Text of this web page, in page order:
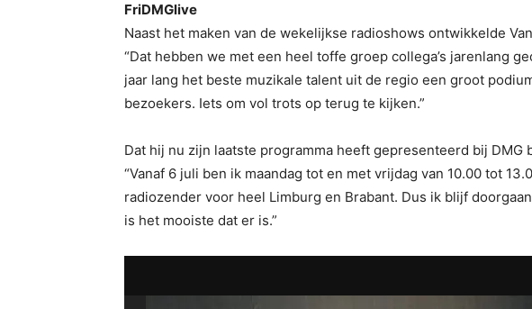
FriDMGlive
Naast het maken van de wekelijkse radioshows ontwikkelde
“Dat hebben we met een heel toffe groep collega’s jarenlang
jaar lang het beste muzikale talent uit de regio een groot
bezoekers. Iets om vol trots op terug te kijken.”
Dat hij nu zijn laatste programma heeft gepresenteerd bij
“Vanaf 6 juli ben ik maandag tot en met vrijdag van 10.00 tot
radiozender voor heel Limburg en Brabant. Dus ik blijf
is het mooiste dat er is.”